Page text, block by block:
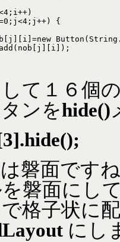
{
て１６個
ンをhide()
磐面です
磐面にし
格子状に
にし